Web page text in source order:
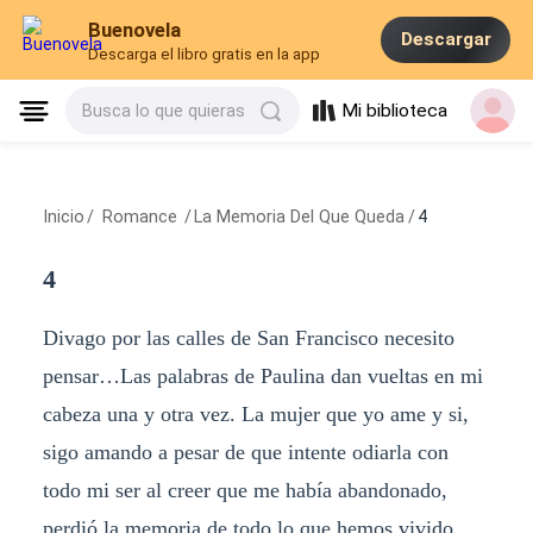
Buenovela
Descarga el libro gratis en la app
Descargar
Busca lo que quieras Mi biblioteca
Inicio / Romance / La Memoria Del Que Queda / 4
4
Divago por las calles de San Francisco necesito
pensar…Las palabras de Paulina dan vueltas en mi
cabeza una y otra vez. La mujer que yo ame y si,
sigo amando a pesar de que intente odiarla con
todo mi ser al creer que me había abandonado,
perdió la memoria de todo lo que hemos vivido